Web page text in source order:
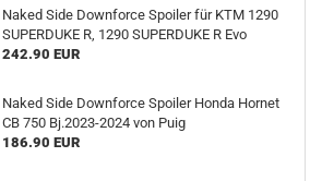
Naked Side Downforce Spoiler für KTM 1290
SUPERDUKE R, 1290 SUPERDUKE R Evo
242.90 EUR
Naked Side Downforce Spoiler Honda Hornet
CB 750 Bj.2023-2024 von Puig
186.90 EUR